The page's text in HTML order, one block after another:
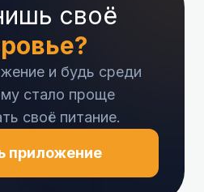
своё
и будь среди
стало проще
своё питание.
приложение